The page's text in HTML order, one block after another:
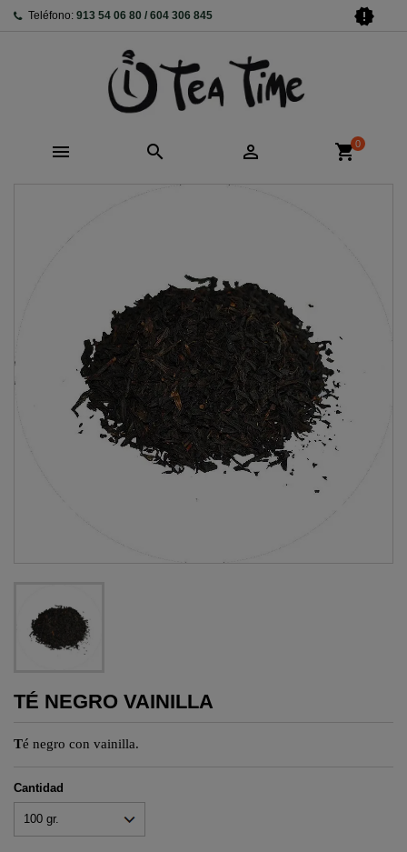
Teléfono: 913 54 06 80 / 604 306 845 new_releases
   shopping_cart0
TÉ NEGRO VAINILLA
Té negro con vainilla.
Cantidad